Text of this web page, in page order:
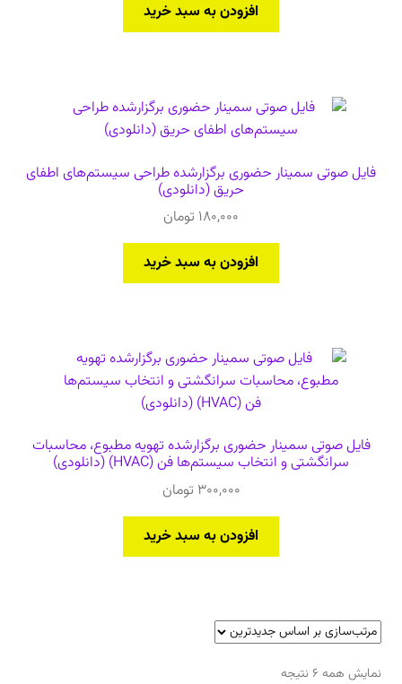
افزودن به سبد خرید
فایل صوتی سمینار حضوری برگزارشده طراحی سیستم‌های اطفای
حریق (دانلودی)
180,000 تومان
افزودن به سبد خرید
فایل صوتی سمینار حضوری برگزارشده تهویه مطبوع، محاسبات
سرانگشتی و انتخاب سیستم‌ها فن (HVAC) (دانلودی)
300,000 تومان
افزودن به سبد خرید
نمایش همه 6 نتیجه
مرتب‌سازی